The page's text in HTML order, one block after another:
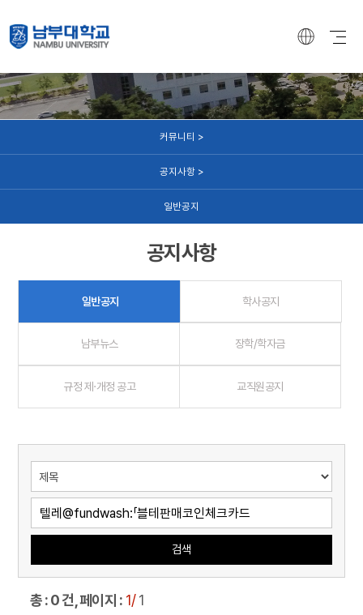
커뮤니티 >
공지사항 >
일반공지
공지사항
일반공지 학사공지
남부뉴스 장학/학자금
규정 제·개정 공고 교직원공지
검색
총 : 0 건, 페이지 : 1/1